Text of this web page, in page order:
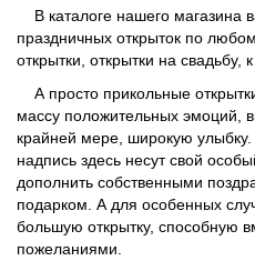
В каталоге нашего магазина
праздничных открыток по
открытки, открытки на свадьбу,
А просто прикольные
массу положительных эмоций,
крайней мере, широкую
надпись здесь несут свой
дополнить собственными
подарком. А для особенных
большую открытку, способную
пожеланиями.